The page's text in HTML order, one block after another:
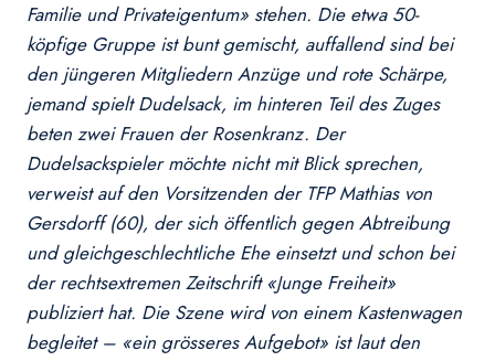
Familie und Privateigentum» stehen. Die etwa 50-
köpfige Gruppe ist bunt gemischt, auffallend sind bei
den jüngeren Mitgliedern Anzüge und rote Schärpe,
jemand spielt Dudelsack, im hinteren Teil des Zuges
beten zwei Frauen der Rosenkranz. Der
Dudelsackspieler möchte nicht mit Blick sprechen,
verweist auf den Vorsitzenden der TFP Mathias von
Gersdorff (60), der sich öffentlich gegen Abtreibung
und gleichgeschlechtliche Ehe einsetzt und schon bei
der rechtsextremen Zeitschrift «Junge Freiheit»
publiziert hat. Die Szene wird von einem Kastenwagen
begleitet – «ein grösseres Aufgebot» ist laut den